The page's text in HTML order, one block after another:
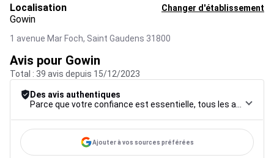
Localisation Changer d'établissement
Gowin
1 avenue Mar Foch, Saint Gaudens 31800
Avis pour Gowin
Total : 39 avis depuis 15/12/2023
Des avis authentiques
Ajouter à vos sources préférées